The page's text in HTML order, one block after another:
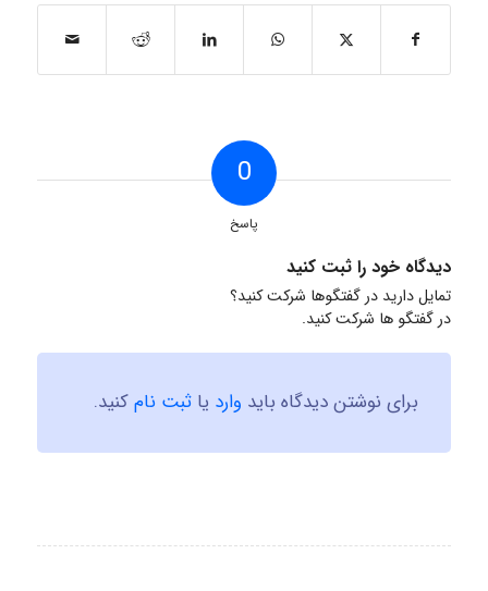
0
پاسخ
دیدگاه خود را ثبت کنید
تمایل دارید در گفتگوها شرکت کنید؟
در گفتگو ها شرکت کنید.
برای نوشتن دیدگاه باید وارد یا ثبت نامکنید.